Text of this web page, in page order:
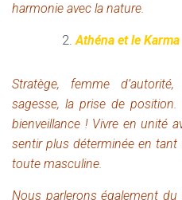
harmonie avec la nature.
Athéna et le Karma
Stratège, femme
sagesse, la prise de position.
bienveillance ! Vivre en unité
sentir plus déterminée en
toute masculine.
Nous parlerons également